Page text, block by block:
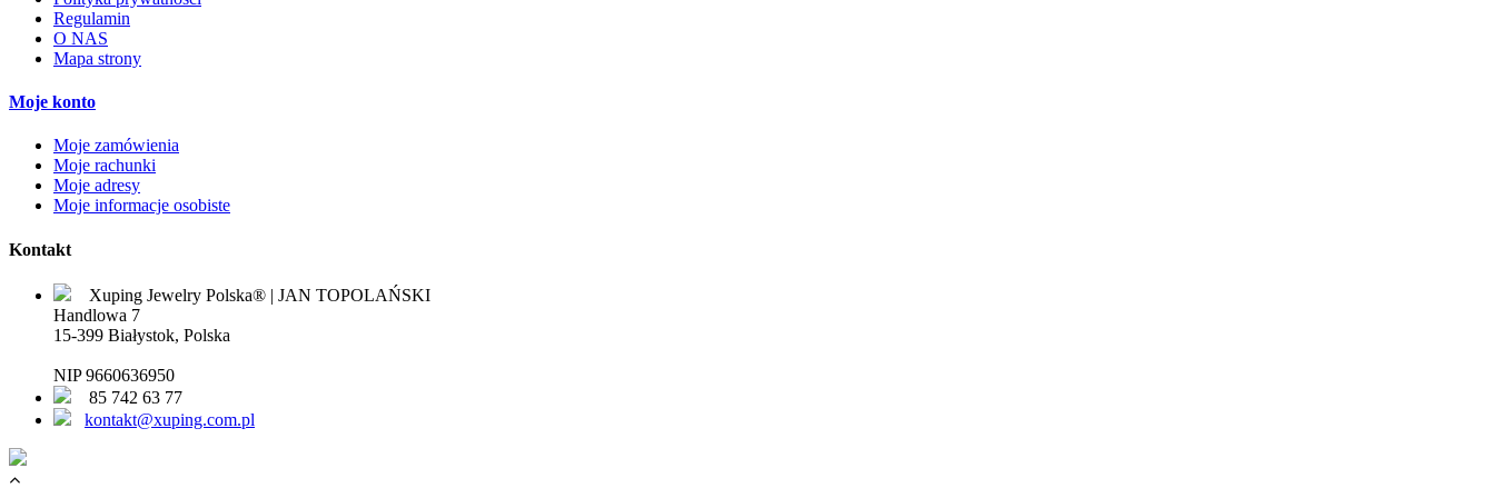
Regulamin
O NAS
Mapa strony
Moje konto
Moje zamówienia
Moje rachunki
Moje adresy
Moje informacje osobiste
Kontakt
Xuping Jewelry Polska® | JAN TOPOLAŃSKI
Handlowa 7
15-399 Białystok, Polska
NIP 9660636950
85 742 63 77
kontakt@xuping.com.pl